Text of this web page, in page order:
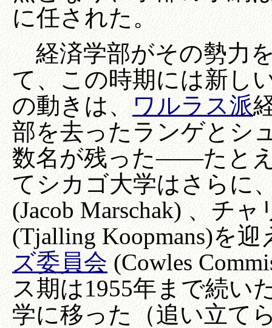
に任された。
経済学部がその勢力
て、この時期には新し
の動きは、ワルラス派
部を去ったランゲとシ
数名が残った――たと
てシカゴ大学はさらに
(Jacob Marschak) 、チ
(Tjalling Koopmans)を
ズ委員会(Cowles
ス期は1955年まで続い
学に移った（追い立て